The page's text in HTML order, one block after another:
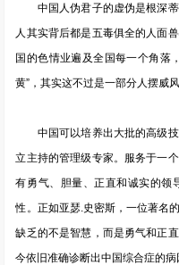
中国人伪君子的虚伪是根深蒂
人其实背后都是五毒俱全的人面
国的色情业遍及全国每一个角落
黄”，其实这不过是一部分人摆威
中国可以培养出大批的高级技
立主持的管理级专家。服务于一
有勇气、胆量、正直和诚实的领
性。正如亚瑟.史密斯，一位著名
缺乏的不是智慧，而是勇气和正
今依旧准确诊断出中国综合症的病